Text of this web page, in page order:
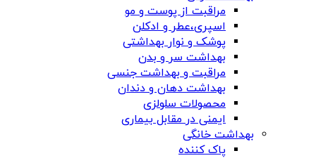
مراقبت از پوست و مو
اسپری،عطر و ادکلن
پوشک و نوار بهداشتی
بهداشت سر و بدن
مراقبت و بهداشت جنسی
بهداشت دهان و دندان
محصولات سلولزی
ایمنی در مقابل بیماری
بهداشت خانگی
پاک کننده